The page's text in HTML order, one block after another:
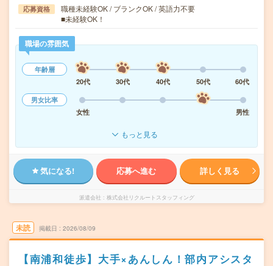
応募資格
職種未経験OK / ブランクOK / 英語力不要
■未経験OK！
職場の雰囲気
年齢層
20代
30代 40代 50代
60代
男女比率
女性
男性
もっと見る
気になる! 応募へ進む 詳しく見る
派遣会社 株式会社リクルートスタッフィング
未読 掲載日 2026/08/09
【南浦和徒歩】大手×あんしん！部内アシスタ